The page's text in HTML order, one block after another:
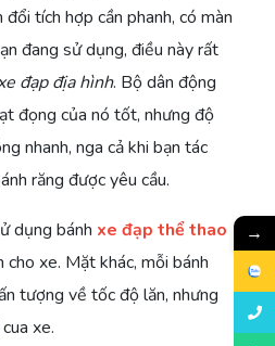
tích hợp cần phanh, có màn
đang sử dụng, điều này rất
đạp địa hình. Bộ dân động
đọng của nó tốt, nhưng độ
nhanh, nga cả khi bạn tác
răng được yêu cầu.
dụng bánh xe đạp thể thao
xe. Mặt khác, mỗi bánh
tượng về tốc độ lăn, nhưng
xe.
→